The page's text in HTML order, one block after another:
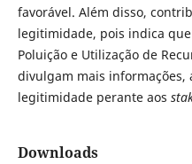
favorável. Além disso,
legitimidade, pois indica
Poluição e Utilização de
divulgam mais informações,
legitimidade perante aos
Downloads